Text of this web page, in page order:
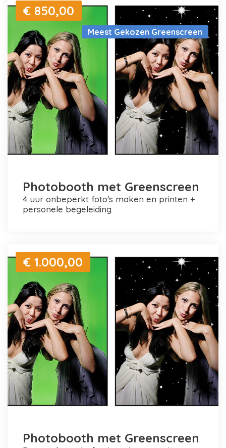
Meest Gekozen Greenscreen
€ 850,00
Photobooth met Greenscreen
4 uur onbeperkt foto's maken en printen +
personele begeleiding
€ 1.000,00
Photobooth met Greenscreen